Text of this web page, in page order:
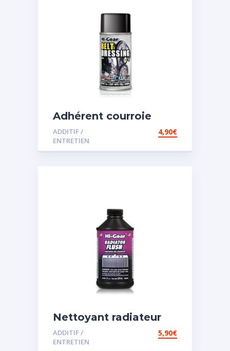
Adhérent courroie
ADDITIF /
ENTRETIEN
4,90€
Nettoyant radiateur
ADDITIF /
ENTRETIEN
5,90€